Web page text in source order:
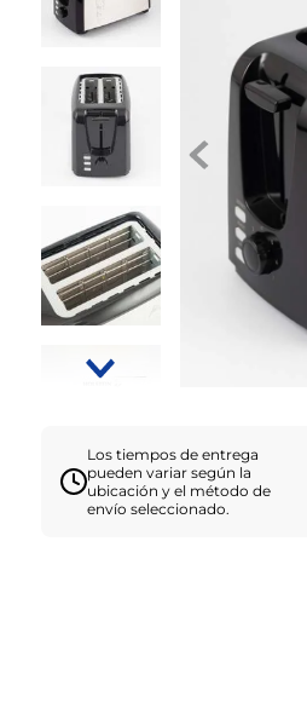
Los tiempos de entrega
pueden variar según la
ubicación y el método de
envío seleccionado.